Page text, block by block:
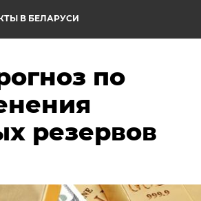
В БЕЛАРУСИ
по
резервов